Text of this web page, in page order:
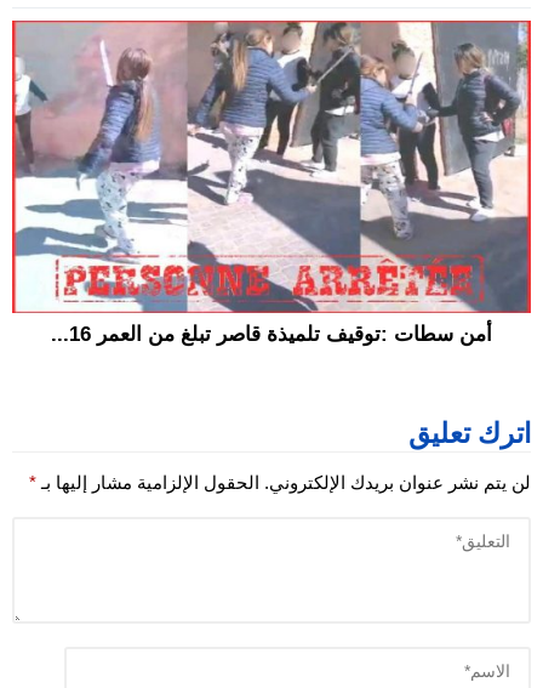
أمن سطات :توقيف تلميذة قاصر تبلغ من العمر 16...
اترك تعليق
لن يتم نشر عنوان بريدك الإلكتروني. الحقول الإلزامية مشار إليها بـ *